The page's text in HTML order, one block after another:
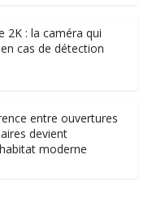
2K : la caméra qui
cas de détection
entre ouvertures
devient
moderne